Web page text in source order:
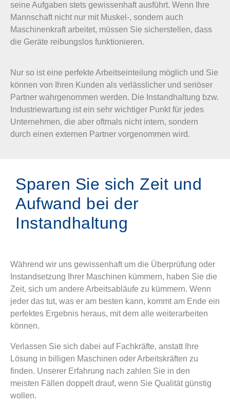
seine Aufgaben stets gewissenhaft ausführt. Wenn Ihre
Mannschaft nicht nur mit Muskel-, sondern auch
Maschinenkraft arbeitet, müssen Sie sicherstellen, dass
die Geräte reibungslos funktionieren.
Nur so ist eine perfekte Arbeitseinteilung möglich und Sie
können von Ihren Kunden als verlässlicher und seriöser
Partner wahrgenommen werden. Die Instandhaltung bzw.
Industriewartung ist ein sehr wichtiger Punkt für jedes
Unternehmen, die aber oftmals nicht intern, sondern
durch einen externen Partner vorgenommen wird.
Sparen Sie sich Zeit und
Aufwand bei der
Instandhaltung
Während wir uns gewissenhaft um die Überprüfung oder
Instandsetzung Ihrer Maschinen kümmern, haben Sie die
Zeit, sich um andere Arbeitsabläufe zu kümmern. Wenn
jeder das tut, was er am besten kann, kommt am Ende ein
perfektes Ergebnis heraus, mit dem alle weiterarbeiten
können.
Verlassen Sie sich dabei auf Fachkräfte, anstatt Ihre
Lösung in billigen Maschinen oder Arbeitskräften zu
finden. Unserer Erfahrung nach zahlen Sie in den
meisten Fällen doppelt drauf, wenn Sie Qualität günstig
wollen.